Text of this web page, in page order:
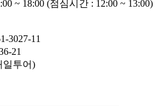
~ 18:00 (점심시간 : 12:00 ~ 13:00)
3027-11
21
일투어)